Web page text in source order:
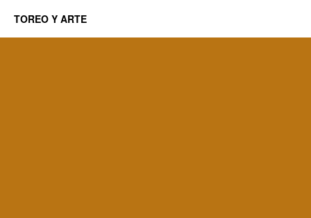
TOREO Y ARTE